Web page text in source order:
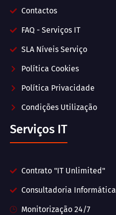
Contactos
FAQ - Serviços IT
SLA Níveis Serviço
Política Cookies
Política Privacidade
Condições Utilização
Serviços IT
Contrato "IT Unlimited"
Consultadoria Informática
Monitorização 24/7